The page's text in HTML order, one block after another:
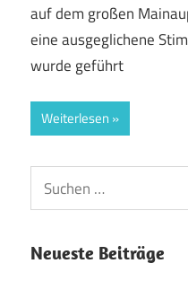
auf dem großen
eine ausgeglichene
wurde geführt
Weiterlesen
Suchen
nach:
Neueste Beiträge